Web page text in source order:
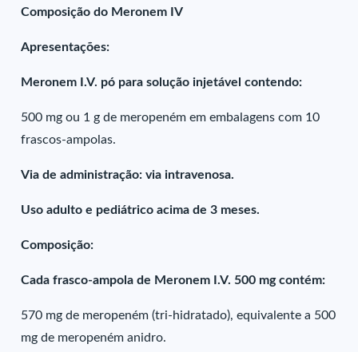
Composição do Meronem IV
Apresentações:
Meronem I.V. pó para solução injetável contendo:
500 mg ou 1 g de meropeném em embalagens com 10
frascos-ampolas.
Via de administração: via intravenosa.
Uso adulto e pediátrico acima de 3 meses.
Composição:
Cada frasco-ampola de Meronem I.V. 500 mg contém:
570 mg de meropeném (tri-hidratado), equivalente a 500
mg de meropeném anidro.